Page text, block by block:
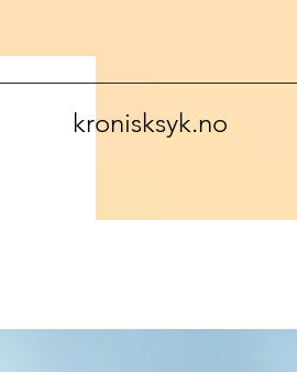
kronisksyk.no